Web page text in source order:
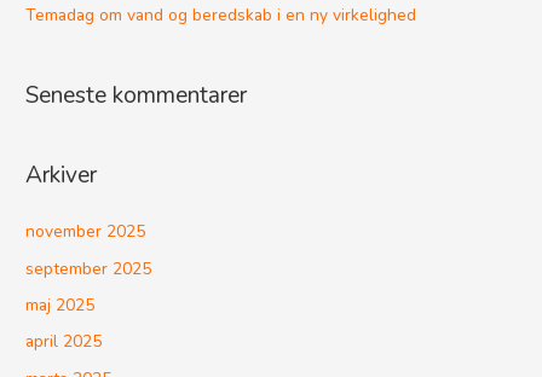
Temadag om vand og beredskab i en ny virkelighed
Seneste kommentarer
Arkiver
november 2025
september 2025
maj 2025
april 2025